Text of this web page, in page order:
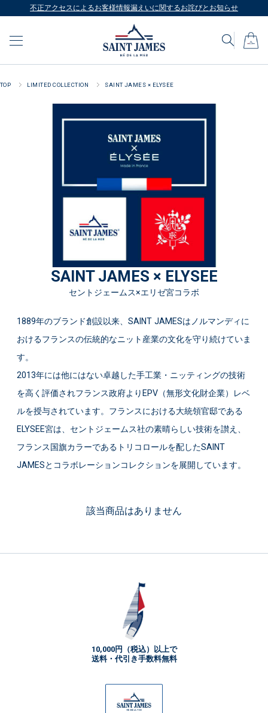
不正アクセスによるお客様情報漏えいに関するお詫びとお知らせ
TOP LIMITED COLLECTION SAINT JAMES × ELYSEE
SAINT JAMES × ELYSEE
セントジェームス×エリゼ宮コラボ
1889年のブランド創設以来、SAINT JAMESはノルマンディに
おけるフランスの伝統的なニット産業の文化を守り続けていま
す。
2013年には他にはない卓越した手工業・ニッティングの技術
を高く評価されフランス政府よりEPV（無形文化財企業）レベ
ルを授与されています。フランスにおける大統領官邸である
ELYSEE宮は、セントジェームス社の素晴らしい技術を讃え、
フランス国旗カラーであるトリコロールを配したSAINT
JAMESとコラボレーションコレクションを展開しています。
該当商品はありません
10,000円（税込）以上で
送料・代引き手数料無料